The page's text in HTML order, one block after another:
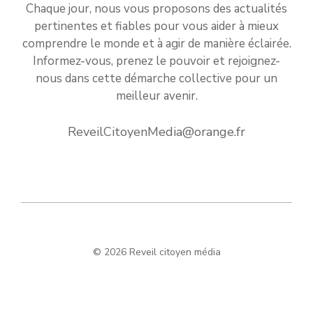
Chaque jour, nous vous proposons des actualités
pertinentes et fiables pour vous aider à mieux
comprendre le monde et à agir de manière éclairée.
Informez-vous, prenez le pouvoir et rejoignez-
nous dans cette démarche collective pour un
meilleur avenir.
ReveilCitoyenMedia@orange.fr
© 2026 Reveil citoyen média